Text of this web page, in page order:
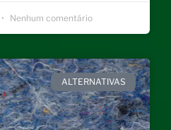
Nenhum comentário
ALTERNATIVAS